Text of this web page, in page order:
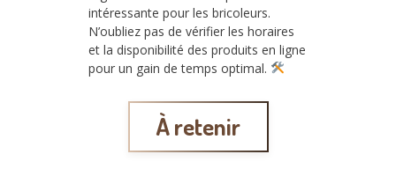
intéressante pour les bricoleurs.
N’oubliez pas de vérifier les horaires
et la disponibilité des produits en ligne
pour un gain de temps optimal.
À retenir